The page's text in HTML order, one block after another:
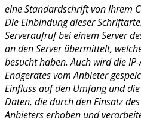
eine Standardschrift von Ihrem
Die Einbindung dieser
Serveraufruf bei einem Server
an den Server übermittelt,
besucht haben. Auch wird die
Endgerätes vom Anbieter
Einfluss auf den Umfang und
Daten, die durch den Einsatz
Anbieters erhoben und